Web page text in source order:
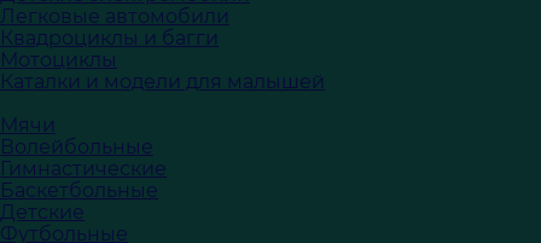
Легковые автомобили
Квадроциклы и багги
Мотоциклы
Каталки и модели для малышей
Мячи
Волейбольные
Гимнастические
Баскетбольные
Детские
Футбольные